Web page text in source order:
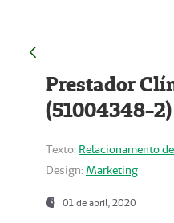
Prestador
(51004348-2)
Texto: Relacionamento
Design: Marketing
01 de abril, 2020